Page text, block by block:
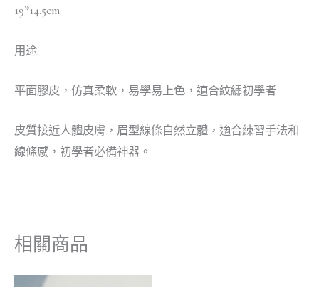
19*14.5cm
用途:
平面膠皮，仿真柔軟，易學易上色，適合紋繡初學者
皮質接近人體皮膚，眉型線條自然立體，適合練習手法和
線條感，初學者必備神器。
相關商品